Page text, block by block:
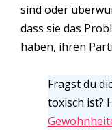
sind oder
dass sie das
haben, ihren
Fragst du
toxisch ist?